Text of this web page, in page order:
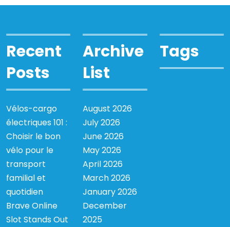
Recent
Posts
Vélos-cargo
électriques 101 :
Choisir le bon
vélo pour le
transport
familial et
quotidien
Brave Online
Slot Stands Out
Archive
List
August 2026
July 2026
June 2026
May 2026
April 2026
March 2026
January 2026
December
2025
Tags